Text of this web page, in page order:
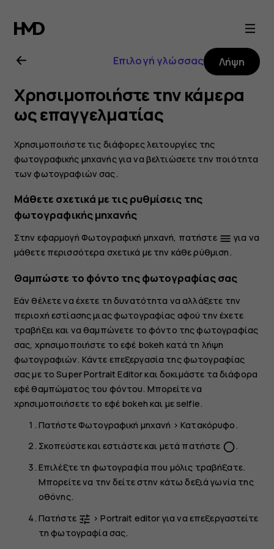
Οδηγίες
χρήσης
Nokia
6.2
Επιλογή γλώσσας Λήψη
Χρησιμοποιήστε την κάμερα
ως επαγγελματίας
Χρησιμοποιήστε τις διάφορες λειτουργίες της
φωτογραφικής μηχανής για να βελτιώσετε την ποιότητα
των φωτογραφιών σας.
Μάθετε σχετικά με τις ρυθμίσεις της
φωτογραφικής μηχανής
Στην εφαρμογή Φωτογραφική μηχανή, πατήστε menu για να
μάθετε περισσότερα σχετικά με την κάθε ρύθμιση.
Θαμπώστε το φόντο της φωτογραφίας σας
Εάν θέλετε να έχετε τη δυνατότητα να αλλάξετε την
περιοχή εστίασης μιας φωτογραφίας αφού την έχετε
τραβήξει και να θαμπώνετε το φόντο της φωτογραφίας
σας, χρησιμοποιήστε το εφέ bokeh κατά τη λήψη
φωτογραφιών. Κάντε επεξεργασία της φωτογραφίας
σας με το Super Portrait Editor και δοκιμάστε τα διάφορα
εφέ θαμπώματος του φόντου. Μπορείτε να
χρησιμοποιήσετε το εφέ bokeh και με selfie.
ΠατήστεΦωτογραφική μηχανή >Κατακόρυφο .
Σκοπεύστε και εστιάστε και μετά πατήστε panorama_fish_eye.
Επιλέξτε τη φωτογραφία που μόλις τραβήξατε.
Μπορείτε να την δείτε στην κάτω δεξιά γωνία της
οθόνης.
Πατήστε tune >Portrait editor για να επεξεργαστείτε
τη φωτογραφία σας.